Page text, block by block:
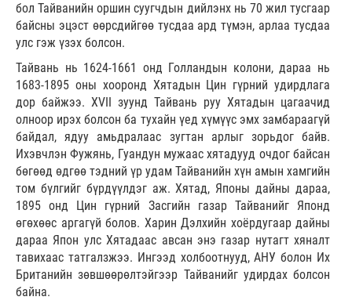
бол Тайванийн оршин суугчдын дийлэнх нь 70 жил тусгаар
байсны эцэст өөрсдийгөө тусдаа ард түмэн, арлаа тусдаа
улс гэж үзэх болсон.
Тайвань нь 1624-1661 онд Голландын колони, дараа нь
1683-1895 оны хооронд Хятадын Цин гүрний удирдлага
дор байжээ. XVII зуунд Тайвань руу Хятадын цагаачид
олноор ирэх болсон ба тухайн үед хүмүүс эмх замбараагүй
байдал, ядуу амьдралаас зугтан арлыг зорьдог байв.
Ихэвчлэн Фужянь, Гуандун мужаас хятадууд очдог байсан
бөгөөд өдгөө тэдний үр удам Тайванийн хүн амын хамгийн
том бүлгийг бүрдүүлдэг аж. Хятад, Японы дайны дараа,
1895 онд Цин гүрний Засгийн газар Тайванийг Японд
өгөхөөс аргагүй болов. Харин Дэлхийн хоёрдугаар дайны
дараа Япон улс Хятадаас авсан энэ газар нутагт хяналт
тавихаас татгалзжээ. Ингээд холбоотнууд, АНУ болон Их
Британийн зөвшөөрөлтэйгээр Тайванийг удирдах болсон
байна.